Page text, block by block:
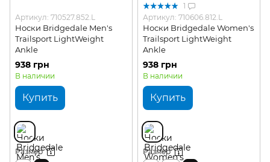
Артикул: 710527.852.L
Носки Bridgedale Men's
Trailsport LightWeight
Ankle
938 грн
В наличии
Купить
Размер
1
Артикул: 710606.812.L
Носки Bridgedale Women's
Trailsport LightWeight
Ankle
938 грн
В наличии
Купить
Размер